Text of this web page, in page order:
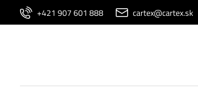
+421 907 601 888 cartex@cartex.sk